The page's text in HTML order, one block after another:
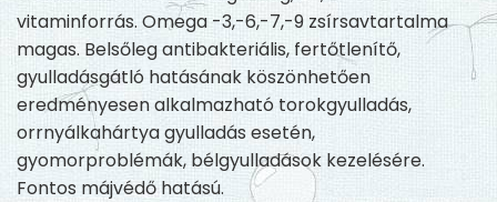
vitaminforrás. Omega -3,-6,-7,-9 zsírsavtartalma
magas. Belsőleg antibakteriális, fertőtlenítő,
gyulladásgátló hatásának köszönhetően
eredményesen alkalmazható torokgyulladás,
orrnyálkahártya gyulladás esetén,
gyomorproblémák, bélgyulladások kezelésére.
Fontos májvédő hatású.